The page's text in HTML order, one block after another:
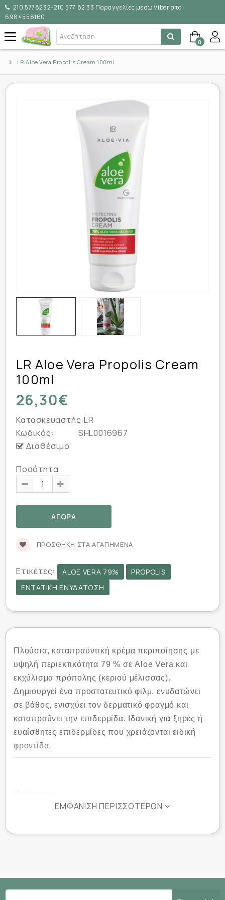
210 5778232-210 577 82 33 Παραγγελίες μέσω Viber στο
6984558160
0
LR Aloe Vera Propolis Cream 100ml
LR Aloe Vera Propolis Cream
100ml
26,30€
Κατασκευαστής:LR
Κωδικός:
SHL0016967
Διαθέσιμο
Ποσότητα
ΠΡΟΣΘΉΚΗ ΣΤΑ ΑΓΑΠΗΜΈΝΑ
Ετικέτες: ALOE VERA 79%
PROPOLIS
ΕΝΤΑΤΙΚΉ ΕΝΥΔΆΤΩΣΗ
Πλούσια, καταπραϋντική κρέμα περιποίησης με
υψηλή περιεκτικότητα 79 % σε Aloe Vera και
εκχύλισμα πρόπολης (κεριού μέλισσας).
Δημιουργεί ένα προστατευτικό φιλμ, ενυδατώνει
σε βάθος, ενισχύει τον δερματικό φραγμό και
καταπραΰνει την επιδερμίδα. Ιδανική για ξηρές ή
ευαίσθητες επιδερμίδες που χρειάζονται ειδική
φροντίδα.
Ενισχύει την ανανέωση, καταπραΰνει
ερυθρότητα & ερεθισμούς
ΕΜΦΆΝΙΣΗ ΠΕΡΙΣΣΌΤΕΡΩΝ